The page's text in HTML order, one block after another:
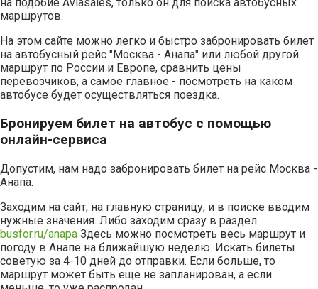
маршрутов.
На этом сайте можно легко и быстро забронировать билет
на автобусный рейс "Москва - Анапа" или любой другой
маршрут по России и Европе, сравнить цены
перевозчиков, а самое главное - посмотреть на каком
автобусе будет осуществляться поездка.
Бронируем билет на автобус с помощью
онлайн-сервиса
Допустим, нам надо забронировать билет на рейс Москва -
Анапа.
Заходим на сайт, на главную страницу, и в поиске вводим
нужные значения. Либо заходим сразу в раздел
busfor.ru/anapa Здесь можно посмотреть весь маршрут и
погоду в Анапе на ближайшую неделю. Искать билеты
советую за 4-10 дней до отправки. Если больше, то
маршрут может быть еще не запланирован, а если